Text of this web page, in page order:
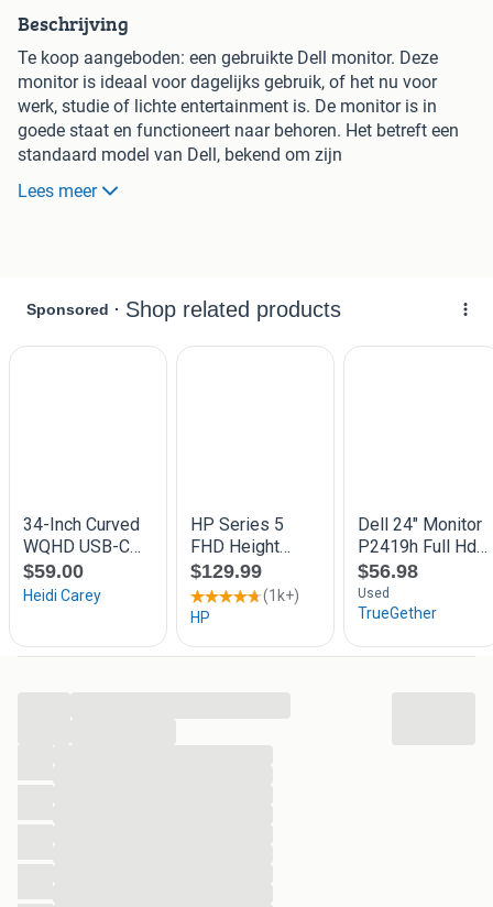
Beschrijving
Te koop aangeboden: een gebruikte Dell monitor. Deze
monitor is ideaal voor dagelijks gebruik, of het nu voor
werk, studie of lichte entertainment is. De monitor is in
goede staat en functioneert naar behoren. Het betreft een
standaard model van Dell, bekend om zijn
betrouwbaarheid. Perfect als tweede scherm of als
voordelige upgrade voor uw huidige setup. Wordt geleverd
Lees meer